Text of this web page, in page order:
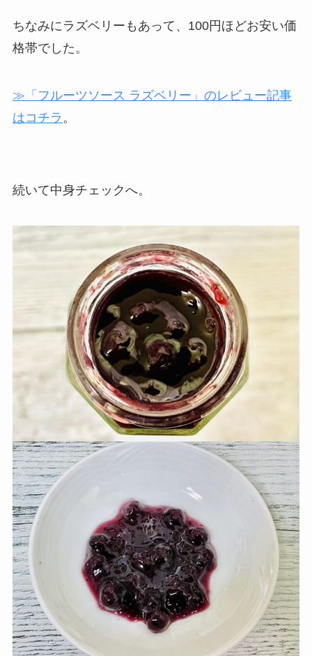
ちなみにラズベリーもあって、100円ほどお安い価
格帯でした。
≫「フルーツソース ラズベリー」のレビュー記事
はコチラ 。
続いて中身チェックへ。